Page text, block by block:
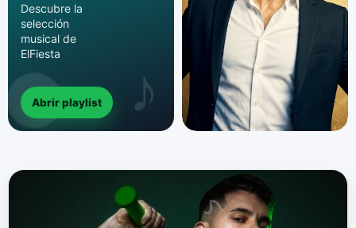
Descubre la
selección
musical de
ElFiesta
Abrir playlist